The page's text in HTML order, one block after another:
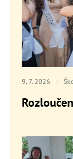
9. 7. 2026 |